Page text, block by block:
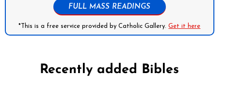
FULL MASS READINGS
*This is a free service provided by Catholic Gallery.Get it here
Recently added Bibles